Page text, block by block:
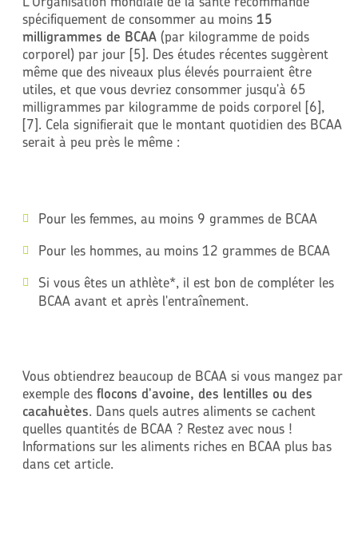
spécifiquement de consommer au moins 15
milligrammes de BCAA(par kilogramme de poids
corporel) par jour [5]. Des études récentes suggèrent
même que des niveaux plus élevés pourraient être
utiles, et que vous devriez consommer jusqu'à 65
milligrammes par kilogramme de poids corporel [6],
[7]. Cela signifierait que le montant quotidien des BCAA
serait à peu près le même :
Pour les femmes, au moins 9 grammes de BCAA
Pour les hommes, au moins 12 grammes de BCAA
Si vous êtes un athlète*, il est bon de compléter les
BCAA avant et après l'entraînement.
Vous obtiendrez beaucoup de BCAA si vous mangez par
exemple desflocons d'avoine, des lentilles ou des
cacahuètes. Dans quels autres aliments se cachent
quelles quantités de BCAA ? Restez avec nous !
Informations sur les aliments riches en BCAA plus bas
dans cet article.